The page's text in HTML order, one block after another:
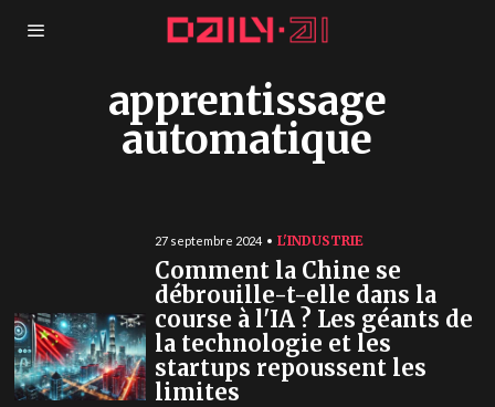
apprentissage
automatique
27 septembre 2024 L'INDUSTRIE
Comment la Chine se
débrouille-t-elle dans la
course à l'IA ? Les géants de
la technologie et les
startups repoussent les
limites